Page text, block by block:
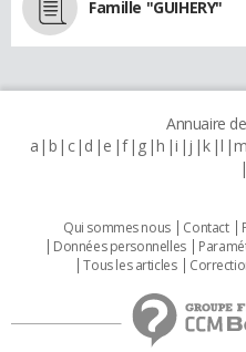
Famille "GUIHERY"
Annuaire
a b c d e f g h i j k l m
Qui sommes nous Contact
Données personnelles
Tous les articles